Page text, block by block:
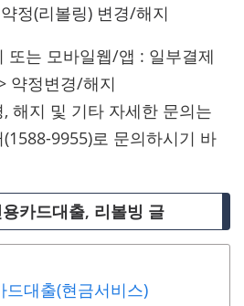
정(리볼링) 변경/해지
또는 모바일웹/앱 : 일부결제
약정변경/해지
해지 및 기타 자세한 문의는
9955)로 문의하시기 바
카드대출, 리볼빙 글
드대출(현금서비스)